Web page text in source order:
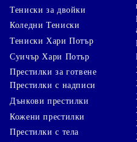
Тениски за двойки
Коледни Тениски
Тениски Хари Потър
Суичър Хари Потър
Престилки за готвене
Престилки с надписи
Дънкови престилки
Кожени престилки
Престилки с тела